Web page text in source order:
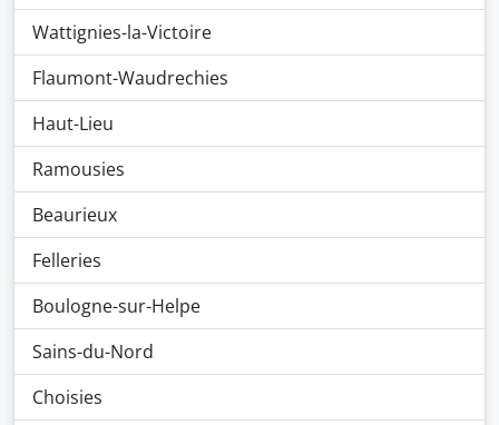
Wattignies-la-Victoire
Flaumont-Waudrechies
Haut-Lieu
Ramousies
Beaurieux
Felleries
Boulogne-sur-Helpe
Sains-du-Nord
Choisies